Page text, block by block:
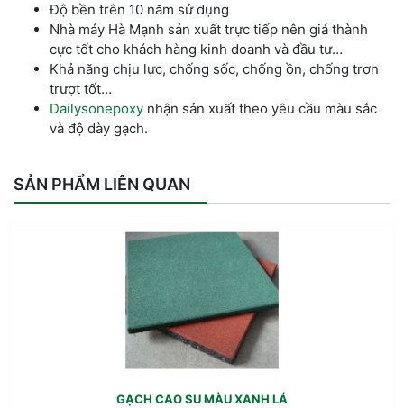
Độ bền trên 10 năm sử dụng
Nhà máy Hà Mạnh sản xuất trực tiếp nên giá thành
cực tốt cho khách hàng kinh doanh và đầu tư…
Khả năng chịu lực, chống sốc, chống ồn, chống trơn
trượt tốt…
Dailysonepoxy nhận sản xuất theo yêu cầu màu sắc
và độ dày gạch.
SẢN PHẨM LIÊN QUAN
GẠCH CAO SU MÀU XANH LÁ